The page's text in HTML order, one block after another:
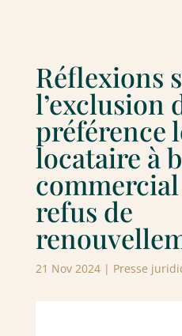
Réflexions
l’exclusion
préférence
locataire à
commercial
refus de
21 Nov 2024| Presse